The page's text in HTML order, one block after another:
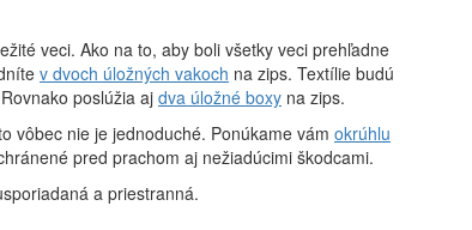
veci. Ako na to, aby boli všetky veci prehľadne
v dvoch úložných vakoch na zips. Textílie budú
poslúžia aj dva úložné boxy na zips.
vôbec nie je jednoduché. Ponúkame vám okrúhlu
pred prachom aj nežiadúcimi škodcami.
a priestranná.